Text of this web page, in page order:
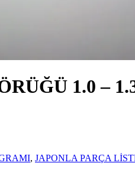
1.0 –
, JAPONLA PARÇA